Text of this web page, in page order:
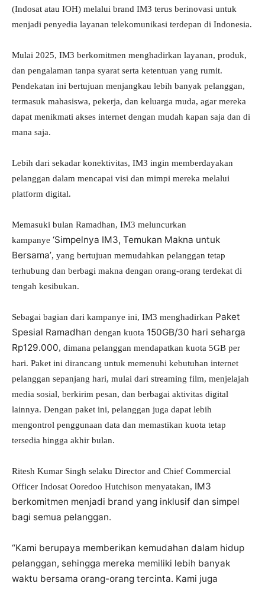
(Indosat atau IOH) melalui brand IM3 terus berinovasi untuk
menjadi penyedia layanan telekomunikasi terdepan di Indonesia.
Mulai 2025, IM3 berkomitmen menghadirkan layanan, produk,
dan pengalaman tanpa syarat serta ketentuan yang rumit.
Pendekatan ini bertujuan menjangkau lebih banyak pelanggan,
termasuk mahasiswa, pekerja, dan keluarga muda, agar mereka
dapat menikmati akses internet dengan mudah kapan saja dan di
mana saja.
Lebih dari sekadar konektivitas, IM3 ingin memberdayakan
pelanggan dalam mencapai visi dan mimpi mereka melalui
platform digital.
Memasuki bulan Ramadhan, IM3 meluncurkan
kampanye ‘Simpelnya IM3, Temukan Makna untuk
Bersama’, yang bertujuan memudahkan pelanggan tetap
terhubung dan berbagi makna dengan orang-orang terdekat di
tengah kesibukan.
Sebagai bagian dari kampanye ini, IM3 menghadirkan Paket
Spesial Ramadhan dengan kuota 150GB/30 hari seharga
Rp129.000, dimana pelanggan mendapatkan kuota 5GB per
hari. Paket ini dirancang untuk memenuhi kebutuhan internet
pelanggan sepanjang hari, mulai dari streaming film, menjelajah
media sosial, berkirim pesan, dan berbagai aktivitas digital
lainnya. Dengan paket ini, pelanggan juga dapat lebih
mengontrol penggunaan data dan memastikan kuota tetap
tersedia hingga akhir bulan.
Ritesh Kumar Singh selaku Director and Chief Commercial
Officer Indosat Ooredoo Hutchison menyatakan, IM3
berkomitmen menjadi brand yang inklusif dan simpel
bagi semua pelanggan.
“Kami berupaya memberikan kemudahan dalam hidup
pelanggan, sehingga mereka memiliki lebih banyak
waktu bersama orang-orang tercinta. Kami juga